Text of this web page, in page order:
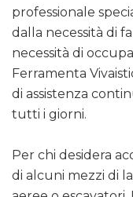
professionale
dalla necessità di
necessità di
Ferramenta
di assistenza
tutti i giorni.
Per chi desidera
di alcuni mezzi di